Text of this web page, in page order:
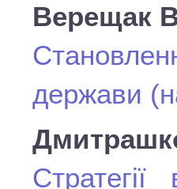
Верещак
держави